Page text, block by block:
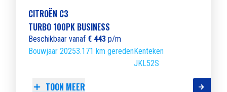
CITROËN C3
TURBO 100PK BUSINESS
Beschikbaar vanaf € 443 p/m
Bouwjaar 20253.171 km geredenKenteken
JKL52S
TOON MEER